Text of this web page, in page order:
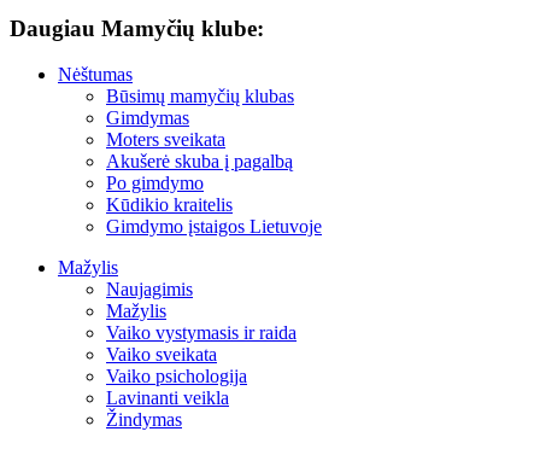
Daugiau Mamyčių klube:
Nėštumas
Būsimų mamyčių klubas
Gimdymas
Moters sveikata
Akušerė skuba į pagalbą
Po gimdymo
Kūdikio kraitelis
Gimdymo įstaigos Lietuvoje
Mažylis
Naujagimis
Mažylis
Vaiko vystymasis ir raida
Vaiko sveikata
Vaiko psichologija
Lavinanti veikla
Žindymas